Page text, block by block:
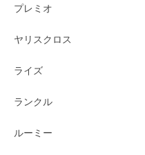
プレミオ
ヤリスクロス
ライズ
ランクル
ルーミー